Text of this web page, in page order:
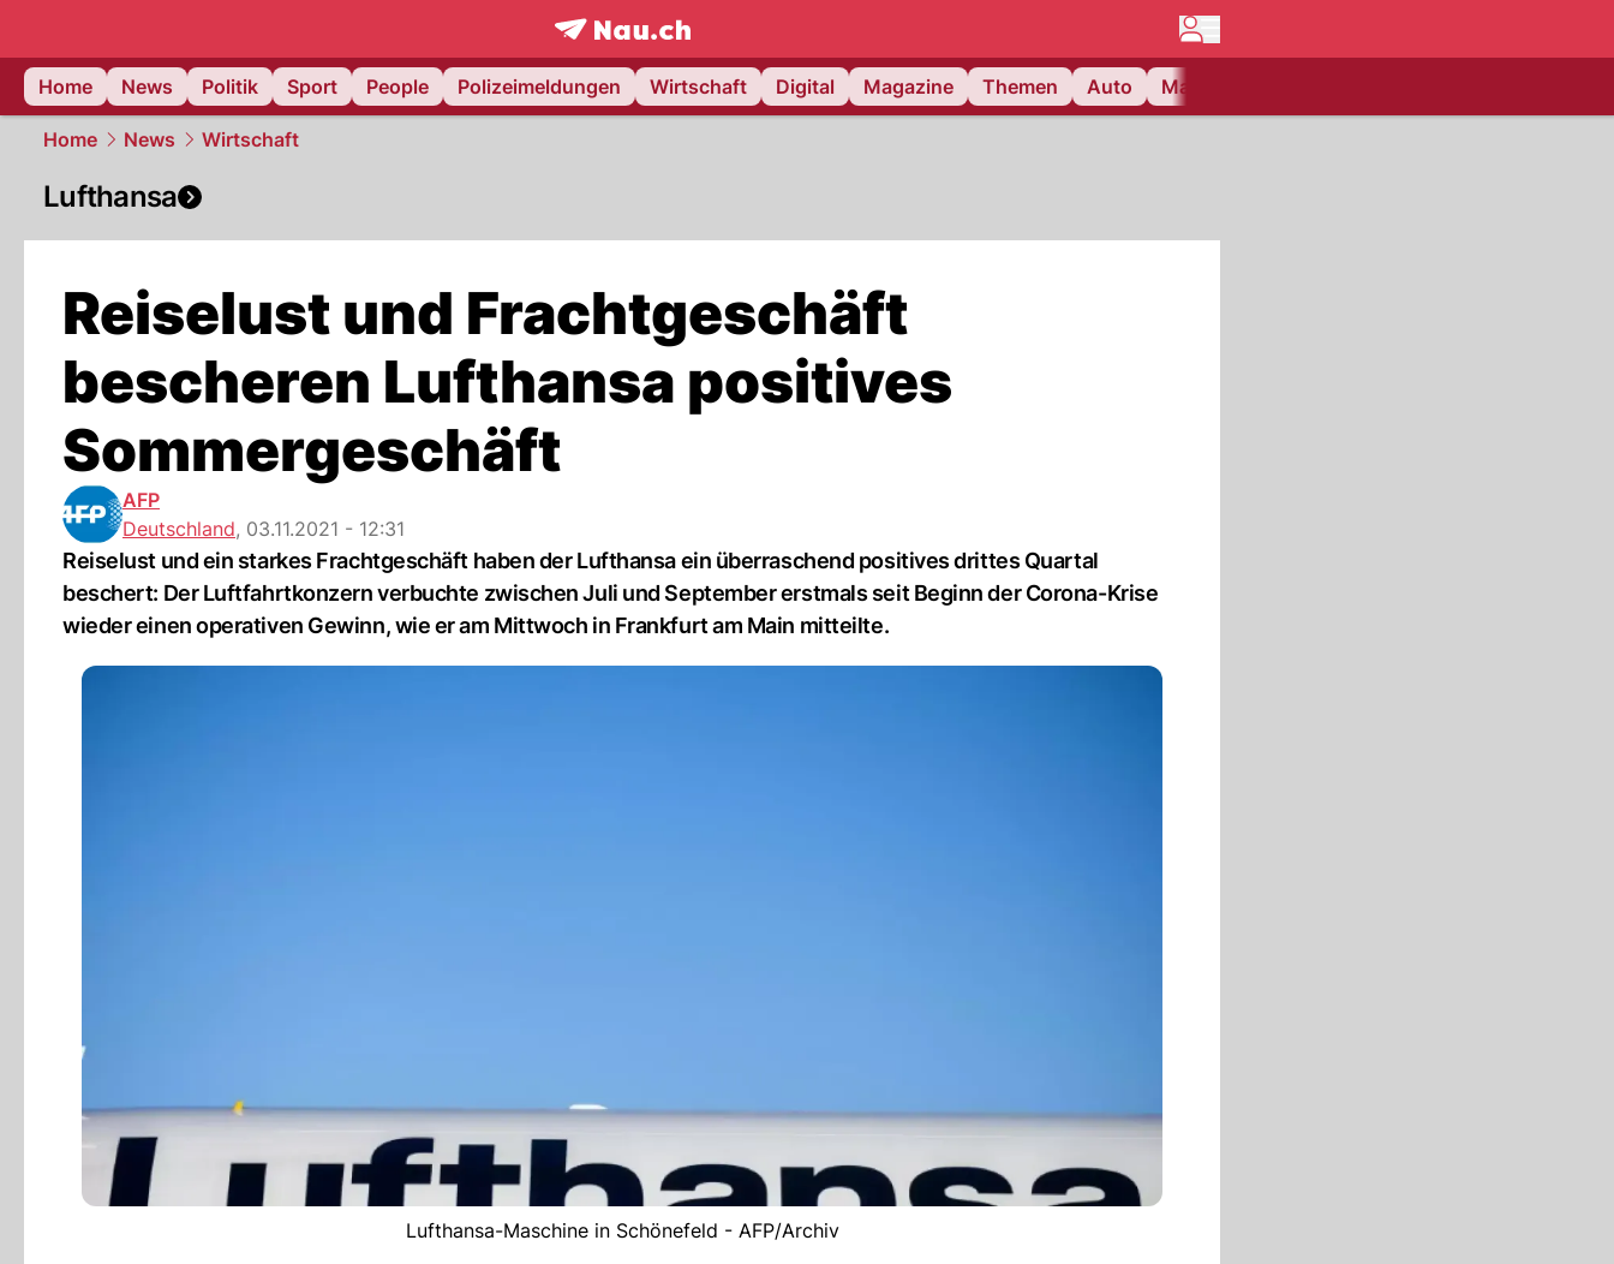
frontpage.NAU.ch
Home
News Politik Sport People Polizeimeldungen Wirtschaft Digital Magazine Themen Auto Matchcenter
Home News Wirtschaft
Lufthansa
Reiselust und Frachtgeschäft
bescheren Lufthansa positives
Sommergeschäft
AFP
Deutschland, 03.11.2021 - 12:31
Reiselust und ein starkes Frachtgeschäft haben der Lufthansa ein überraschend positives drittes Quartal
beschert: Der Luftfahrtkonzern verbuchte zwischen Juli und September erstmals seit Beginn der Corona-Krise
wieder einen operativen Gewinn, wie er am Mittwoch in Frankfurt am Main mitteilte.
Lufthansa-Maschine in Schönefeld - AFP/Archiv